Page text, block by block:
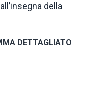
della
DETTAGLIATO